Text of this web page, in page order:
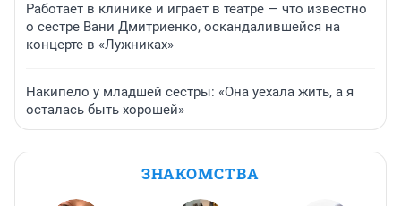
Работает в клинике и играет в театре — что известно
о сестре Вани Дмитриенко, оскандалившейся на
концерте в «Лужниках»
Накипело у младшей сестры: «Она уехала жить, а я
осталась быть хорошей»
ЗНАКОМСТВА